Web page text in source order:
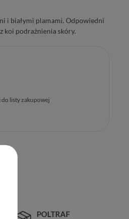
i białymi plamami. Odpowiedni
koi podrażnienia skóry.
do listy zakupowej
POLTRAF